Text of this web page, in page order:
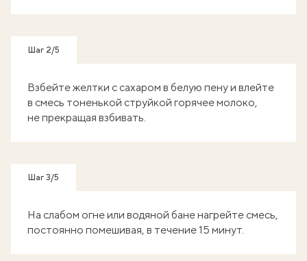
Шаг 2/5
Взбейте желтки с сахаром в белую пену и влейте
в смесь тоненькой струйкой горячее молоко,
не прекращая взбивать.
Шаг 3/5
На слабом огне или водяной бане нагрейте смесь,
постоянно помешивая, в течение 15 минут.